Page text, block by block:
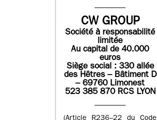
CW GROUP
Société à responsabilité
limitée
Au capital de 40.000
euros
Siège social : 330 allée
des Hêtres – Bâtiment D
– 69760 Limonest
523 385 870 RCS LYON